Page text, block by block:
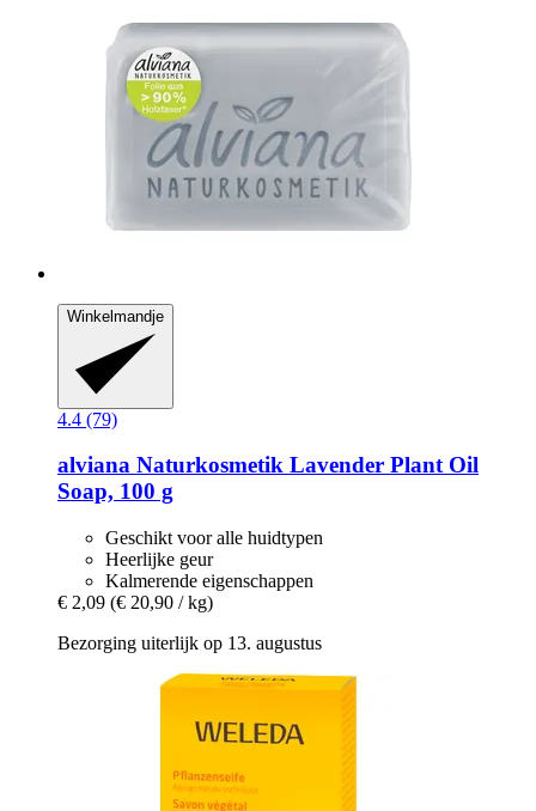
Winkelmandje
4.4 (79)
alviana Naturkosmetik Lavender Plant Oil
Soap, 100 g
Geschikt voor alle huidtypen
Heerlijke geur
Kalmerende eigenschappen
€ 2,09 (€ 20,90 / kg)
Bezorging uiterlijk op 13. augustus